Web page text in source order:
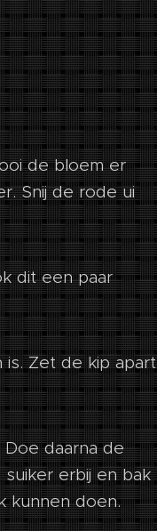
de bloem er
Snij de rode ui
dit een paar
is. Zet de kip apart
daarna de
erbij en bak
kunnen doen.